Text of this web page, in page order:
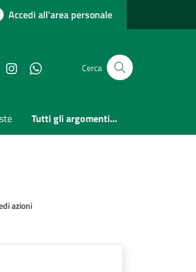
Accedi all'area personale
FacebookInstagramwhatsappCerca
Tutti gli argomenti...
azioni